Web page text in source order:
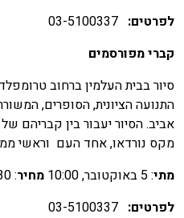
03-5100337
מפורסמים
בבית העלמין ברחוב
הציונית, הסופרים,
הסיור יעבור בין קבריהם של
נורדאו, אחד העם וראשי
: 5 באוקטובר, 10:00 מחיר: 30 שקלים
03-5100337